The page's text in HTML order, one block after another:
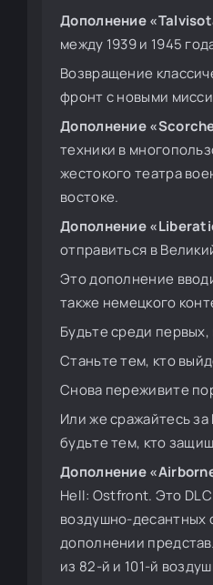
Дополнение
между 1939 и 1945
Возвращение
фронт с новыми
Дополнение
техники в
жестокого театра
востоке.
Дополнение
отправиться в
Это дополнение
также немецкого
Будьте среди
Станьте тем, кто
Снова переживите
Или же сражайтесь
будьте тем, кто
Дополнение
Hell: Ostfront. Это
воздушно-
дополнении
из 82-й и 101-й